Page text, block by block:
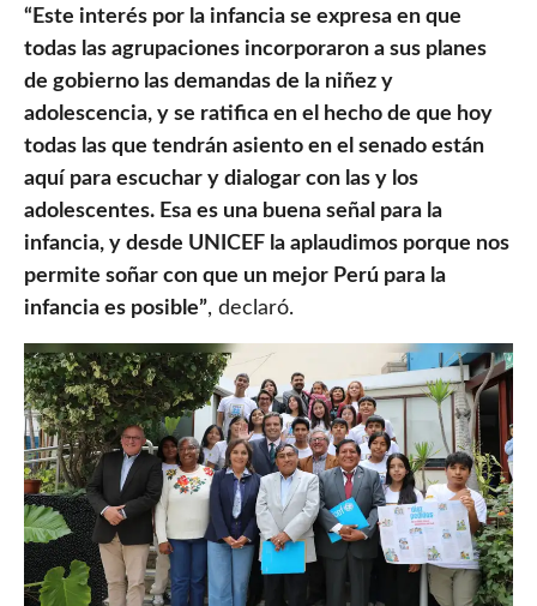
“Este interés por la infancia se expresa en que
todas las agrupaciones incorporaron a sus planes
de gobierno las demandas de la niñez y
adolescencia, y se ratifica en el hecho de que hoy
todas las que tendrán asiento en el senado están
aquí para escuchar y dialogar con las y los
adolescentes. Esa es una buena señal para la
infancia, y desde UNICEF la aplaudimos porque nos
permite soñar con que un mejor Perú para la
infancia es posible”, declaró.